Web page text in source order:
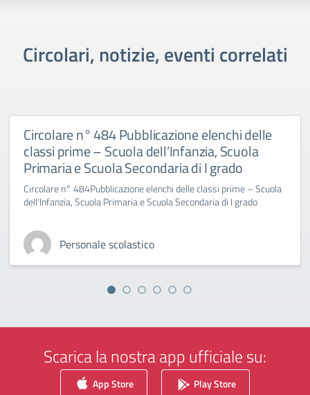
Circolari, notizie, eventi correlati
Circolare n° 484 Pubblicazione elenchi delle
classi prime – Scuola dell’Infanzia, Scuola
Primaria e Scuola Secondaria di I grado
Circolare n° 484Pubblicazione elenchi delle classi prime – Scuola
dell'Infanzia, Scuola Primaria e Scuola Secondaria di I grado
Personale scolastico
Scarica la nostra app ufficiale su:
App Store Play Store